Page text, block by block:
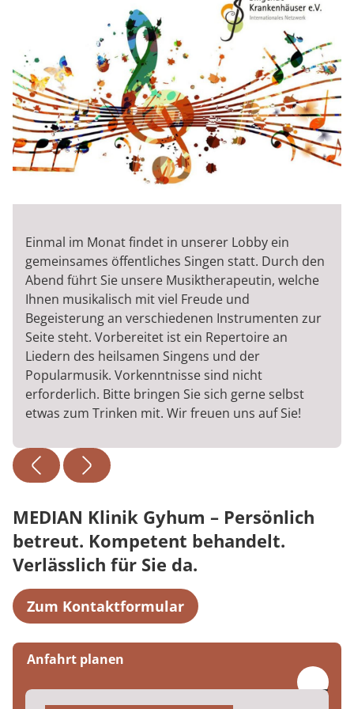
Einmal im Monat findet in unserer Lobby ein
gemeinsames öffentliches Singen statt. Durch den
Abend führt Sie unsere Musiktherapeutin, welche
Ihnen musikalisch mit viel Freude und
Begeisterung an verschiedenen Instrumenten zur
Seite steht. Vorbereitet ist ein Repertoire an
Liedern des heilsamen Singens und der
Popularmusik. Vorkenntnisse sind nicht
erforderlich. Bitte bringen Sie sich gerne selbst
etwas zum Trinken mit. Wir freuen uns auf Sie!
MEDIAN Klinik Gyhum – Persönlich
betreut. Kompetent behandelt.
Verlässlich für Sie da.
Zum Kontaktformular
Anfahrt planen